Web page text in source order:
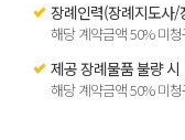
장례인력(장례지도사/
해당 계약금액 50% 미
제공 장례물품 불량 시
해당 계약금액 50% 미